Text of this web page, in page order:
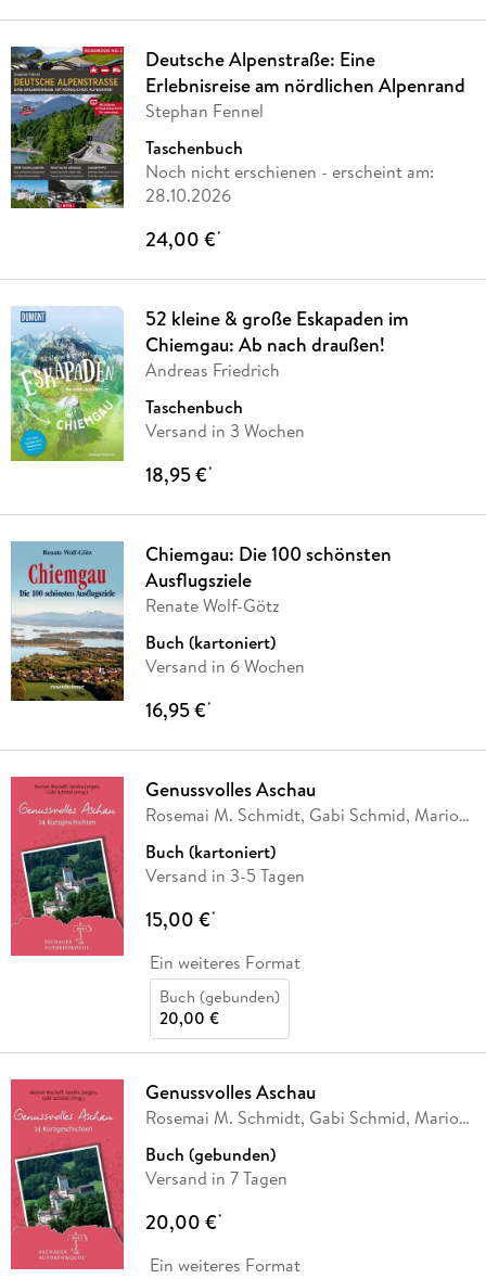
Deutsche Alpenstraße: Eine
Erlebnisreise am nördlichen Alpenrand
Stephan Fennel
Taschenbuch
Noch nicht erschienen - erscheint am:
28.10.2026
24,00 €*
52 kleine & große Eskapaden im
Chiemgau: Ab nach draußen!
Andreas Friedrich
Taschenbuch
Versand in 3 Wochen
18,95 €*
Chiemgau: Die 100 schönsten
Ausflugsziele
Renate Wolf-Götz
Buch (kartoniert)
Versand in 6 Wochen
16,95 €*
Genussvolles Aschau
Rosemai M. Schmidt, Gabi Schmid, Marion
Buch (kartoniert)
Versand in 3-5 Tagen
15,00 €*
Ein weiteres Format
Buch (gebunden)
20,00 €
Genussvolles Aschau
Rosemai M. Schmidt, Gabi Schmid, Marion
Buch (gebunden)
Versand in 7 Tagen
20,00 €*
Ein weiteres Format